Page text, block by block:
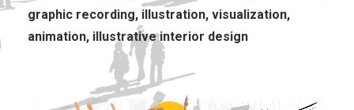
graphic recording, illustration, visualization,
animation, illustrative interior design